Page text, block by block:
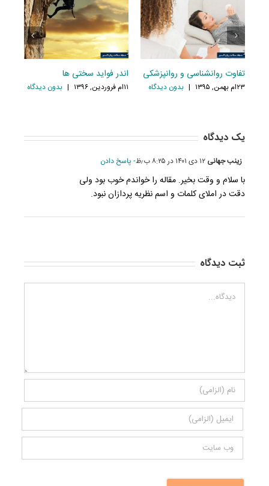
۱۱ام فروردین, ۱۳۹۶
تفاوت روانشناسی و روانپزشکی
۲۳ام بهمن, ۱۳۹۵ | بدون ديدگاه
تئوری آلبرت بندورا
| بدون ديدگاه
يك ديدگاه
زینب جهانی - پاسخ دادن
با سلام و وقت بخیر. مقاله را خواندم خوب بود ولی
دقت در املای کلمات و اسم نظریه پردازان نبود.
ثبت ديدگاه